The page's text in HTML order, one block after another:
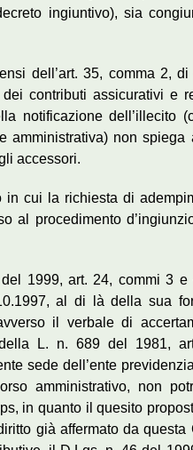
ingiuntivo), sia
dell’art. 35, comma 2, di
contributi assicurativi e
notificazione dell’illecito
amministrativa) non spiega
accessori.
in cui la richiesta di
al procedimento
1999, art. 24, commi 3 e
al di là della sua
il verbale di
L. n. 689 del 1981,
sede dell’ente
amministrativo, non
in quanto il quesito
già affermato da questa